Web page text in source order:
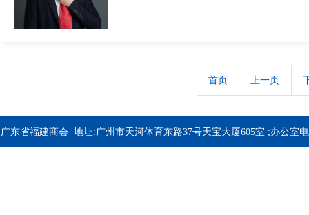
首页 上一页
广东省福建商会 地址:广州市天河体育东路37号天宝大厦605室 ;办公室电